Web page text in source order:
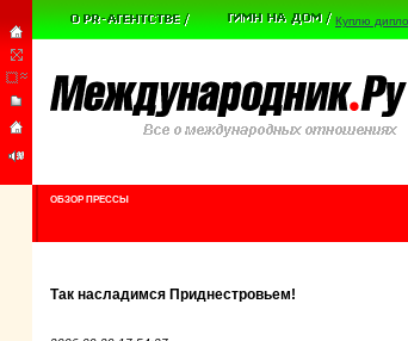
Куплю
ОБЗОР ПРЕССЫ
Так насладимся Приднестровьем!